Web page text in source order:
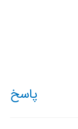
پاسخ